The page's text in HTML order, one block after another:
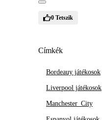
0 Tetszik
Címkék
Bordeauy játékosok
Liverpool játékosok
Manchester_City